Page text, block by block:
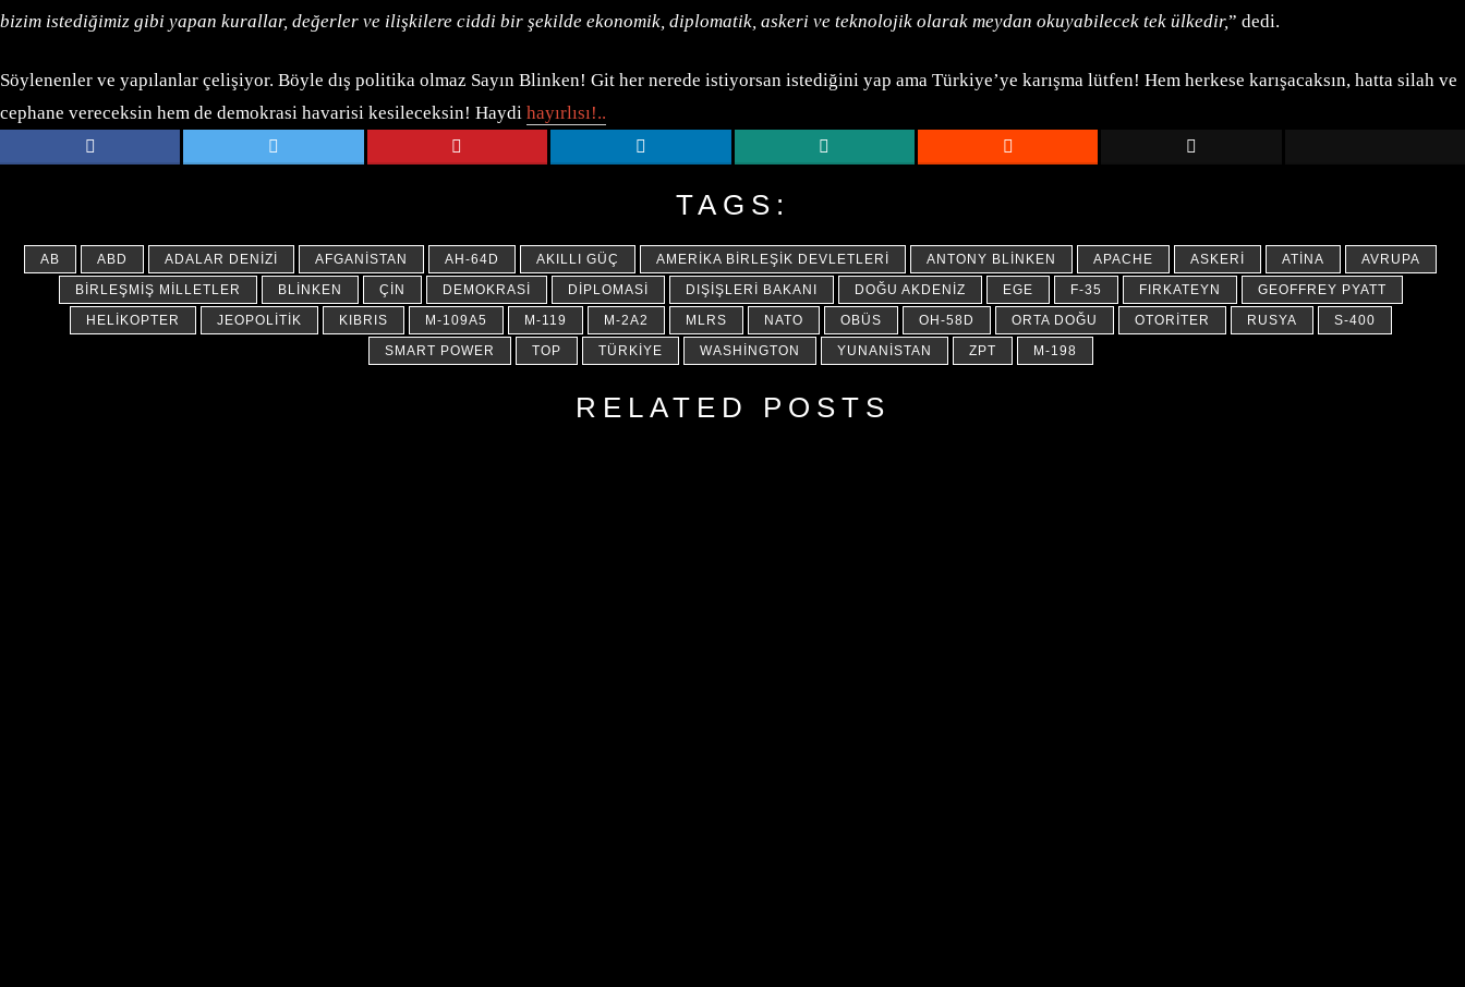
bizim istediğimiz gibi yapan kurallar, değerler ve ilişkilere ciddi bir şekilde ekonomik, diplomatik, askeri ve teknolojik olarak meydan okuyabilecek tek ülkedir,” dedi.
Söylenenler ve yapılanlar çelişiyor. Böyle dış politika olmaz Sayın Blinken! Git her nerede istiyorsan istediğini yap ama Türkiye’ye karışma lütfen! Hem herkese karışacaksın, hatta silah ve
cephane vereceksin hem de demokrasi havarisi kesileceksin! Haydi hayırlısı!..
TAGS:
AB ABD ADALAR DENIZI AFGANISTAN AH-64D AKILLI GÜÇ AMERIKA BIRLEŞIK DEVLETLERI ANTONY BLINKEN APACHE ASKERI ATINA
AVRUPA
BIRLEŞMIŞ MILLETLER
BLINKEN ÇIN DEMOKRASI DIPLOMASI DIŞIŞLERI BAKANI DOĞU AKDENIZ EGE F-35 FIRKATEYN
GEOFFREY PYATT
HELIKOPTER
JEOPOLITIK KIBRIS M-109A5 M-119 M-2A2 MLRS NATO OBÜS OH-58D ORTA DOĞU OTORITER RUSYA
S-400
SMART POWER
TOP TÜRKIYE WASHINGTON YUNANISTAN ZPT Μ-198
RELATED POSTS